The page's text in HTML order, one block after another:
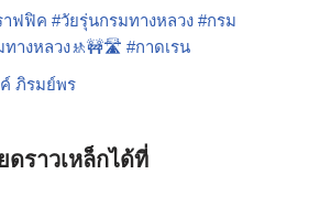
าฟฟิค #วัยรุ่นกรมทางหลวง #กรม
ทางหลวง🚸🚧🛣️ #กาดเรน
ภิรมย์พร
ดราวเหล็กได้ที่